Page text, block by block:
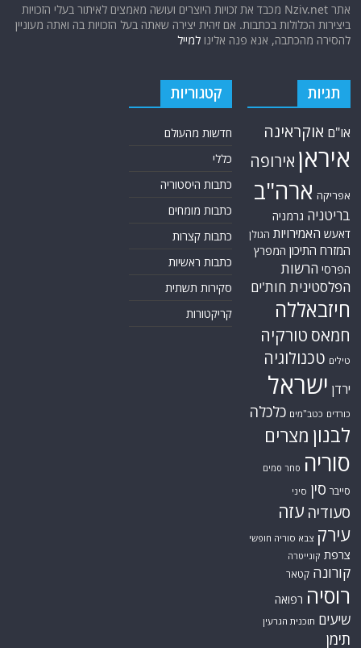
אתר Nziv.net מכבד את זכויות היוצרים ועושה מאמצים לאיתור בעלי הזכויות
ביצירות הכלולות בכתבות. אם זיהית יצירה שאתה בעל הזכויות בה ואתה מעוניין
להסירה מהכתבה, אנא פנה אלינולמייל
תגיות
או"ם אוקראינה
איראן אירופה
אפריקה ארה"ב
בריטניה גרמניה
דאעש האמירויות הגולן
המזרח התיכון המפרץ
הפרסי הרשות
הפלסטינית חות'ים
חיזבאללה
חמאס טורקיה
טילים טכנולוגיה
ירדן ישראל
כורדים כטב"מים כלכלה
לבנון מצרים
סוריה סחר סמים
סייבר סין סיני
סעודיה עזה
עירק צבא סוריה חופשי
צרפת קונייטרה
קורונה קטאר
רוסיה רפואה
שיעים תוכנית הגרעין
תימן
קטגוריות
חדשות מהעולם
כללי
כתבות היסטוריה
כתבות מומחים
כתבות קצרות
כתבות ראשיות
סקירות תשתית
קריקטורות